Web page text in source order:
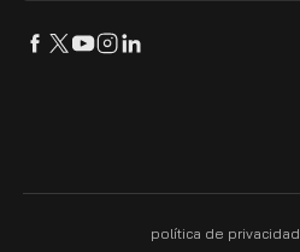
política de privacidad